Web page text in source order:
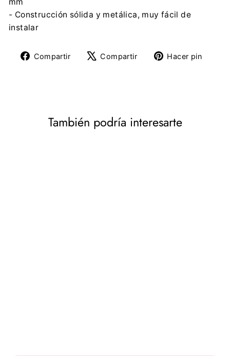
- Construcción sólida y metálica, muy fácil de
instalar
Compartir
CompartirCompartir
TuitearHacer pin
También podría interesarte